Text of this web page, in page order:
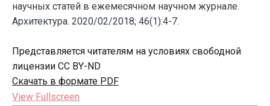
научных статей в ежемесячном научном журнале.
Архитектура. 2020/02/2018; 46(1):4-7.
Представляется читателям на условиях свободной
лицензии CC BY-ND
Скачать в формате PDF
View Fullscreen